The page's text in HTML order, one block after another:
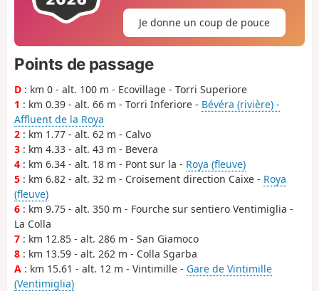
Je donne un coup de pouce
Points de passage
D : km 0 - alt. 100 m - Ecovillage - Torri Superiore
1 : km 0.39 - alt. 66 m - Torri Inferiore - Bévéra (rivière) -
Affluent de la Roya
2 : km 1.77 - alt. 62 m - Calvo
3 : km 4.33 - alt. 43 m - Bevera
4 : km 6.34 - alt. 18 m - Pont sur la - Roya (fleuve)
5 : km 6.82 - alt. 32 m - Croisement direction Caixe - Roya
(fleuve)
6 : km 9.75 - alt. 350 m - Fourche sur sentiero Ventimiglia -
La Colla
7 : km 12.85 - alt. 286 m - San Giamoco
8 : km 13.59 - alt. 262 m - Colla Sgarba
A : km 15.61 - alt. 12 m - Vintimille - Gare de Vintimille
(Ventimiglia)